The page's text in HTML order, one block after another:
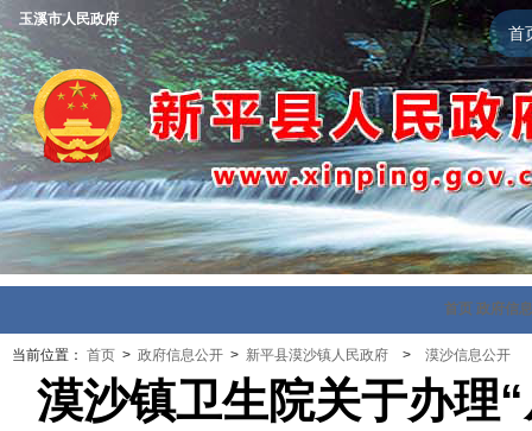
首
玉溪市人民政府
首页 政府信
当前位置： 首页 > 政府信息公开 > 新平县漠沙镇人民政府 > 漠沙信息公开
漠沙镇卫生院关于办理